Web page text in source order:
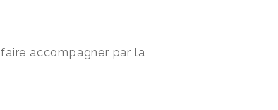
accompagner par la